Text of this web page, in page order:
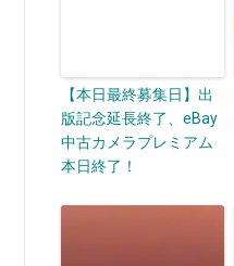
【本日最終募集日】出
版記念延長終了、eBay
中古カメラプレミアム
本日終了！